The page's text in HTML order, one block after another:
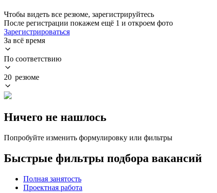
Чтобы видеть все резюме, зарегистрируйтесь
После регистрации покажем ещё 1 и откроем фото
Зарегистрироваться
За всё время
По соответствию
20 резюме
Ничего не нашлось
Попробуйте изменить формулировку или фильтры
Быстрые фильтры подбора вакансий
Полная занятость
Проектная работа